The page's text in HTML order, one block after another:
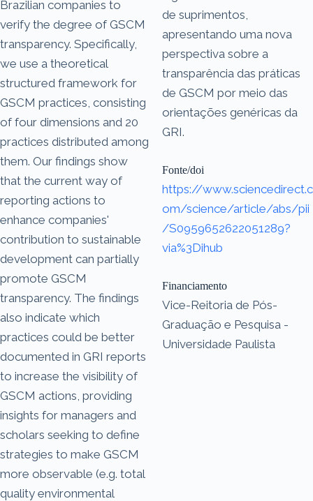
Brazilian companies to
verify the degree of GSCM
transparency. Specifically,
we use a theoretical
structured framework for
GSCM practices, consisting
of four dimensions and 20
practices distributed among
them. Our findings show
that the current way of
reporting actions to
enhance companies'
contribution to sustainable
development can partially
promote GSCM
transparency. The findings
also indicate which
practices could be better
documented in GRI reports
to increase the visibility of
GSCM actions, providing
insights for managers and
scholars seeking to define
strategies to make GSCM
more observable (e.g. total
quality environmental
de suprimentos,
apresentando uma nova
perspectiva sobre a
transparência das práticas
de GSCM por meio das
orientações genéricas da
GRI.
Fonte/doi
https://www.sciencedirect.c
om/science/article/abs/pii
/S0959652622051289?
via%3Dihub
Financiamento
Vice-Reitoria de Pós-
Graduação e Pesquisa -
Universidade Paulista